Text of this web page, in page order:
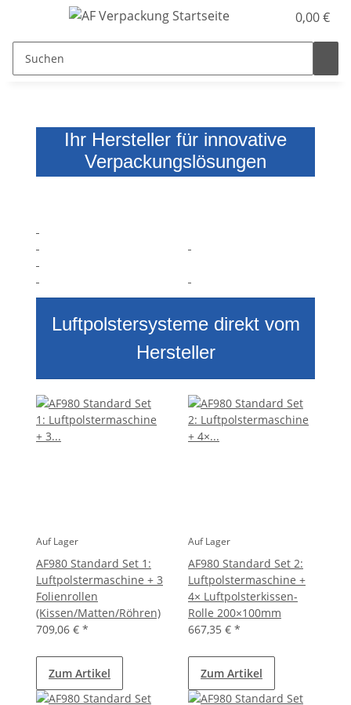
0,00 €
Ihr Hersteller für innovative
Verpackungslösungen
Luftpolstersysteme direkt vom
Hersteller
Auf Lager
AF980 Standard Set 1:
Luftpolstermaschine + 3
Folienrollen
(Kissen/Matten/Röhren)
709,06 € *
Zum Artikel
Auf Lager
AF980 Standard Set 2:
Luftpolstermaschine +
4× Luftpolsterkissen-
Rolle 200×100mm
667,35 € *
Zum Artikel